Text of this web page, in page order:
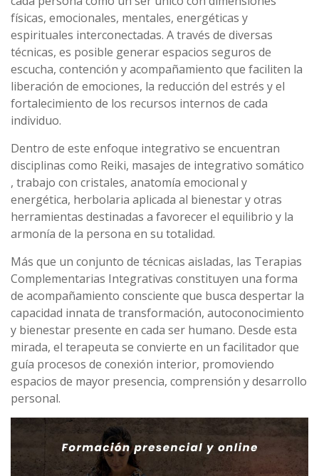
físicas, emocionales, mentales, energéticas y
espirituales interconectadas. A través de diversas
técnicas, es posible generar espacios seguros de
escucha, contención y acompañamiento que faciliten la
liberación de emociones, la reducción del estrés y el
fortalecimiento de los recursos internos de cada
individuo.
Dentro de este enfoque integrativo se encuentran
disciplinas como Reiki, masajes de integrativo somático
, trabajo con cristales, anatomía emocional y
energética, herbolaria aplicada al bienestar y otras
herramientas destinadas a favorecer el equilibrio y la
armonía de la persona en su totalidad.
Más que un conjunto de técnicas aisladas, las Terapias
Complementarias Integrativas constituyen una forma
de acompañamiento consciente que busca despertar la
capacidad innata de transformación, autoconocimiento
y bienestar presente en cada ser humano. Desde esta
mirada, el terapeuta se convierte en un facilitador que
guía procesos de conexión interior, promoviendo
espacios de mayor presencia, comprensión y desarrollo
personal.